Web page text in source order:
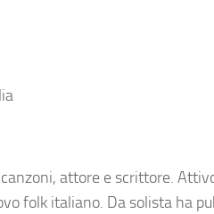
attore e scrittore.
folk italiano. Da solista ha